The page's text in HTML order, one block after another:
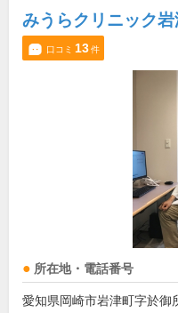
みうらクリニック岩
口コミ 13件
所在地・電話番号
愛知県岡崎市岩津町字於御